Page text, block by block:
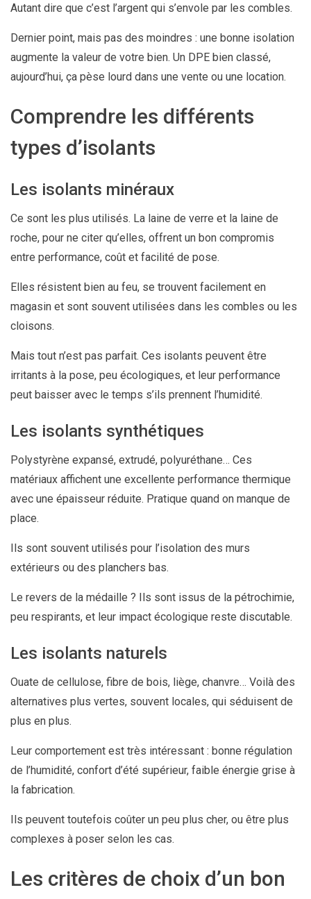
Autant dire que c’est l’argent qui s’envole par les combles.
Dernier point, mais pas des moindres : une bonne isolation
augmente la valeur de votre bien. Un DPE bien classé,
aujourd’hui, ça pèse lourd dans une vente ou une location.
Comprendre les différents
types d’isolants
Les isolants minéraux
Ce sont les plus utilisés. La laine de verre et la laine de
roche, pour ne citer qu’elles, offrent un bon compromis
entre performance, coût et facilité de pose.
Elles résistent bien au feu, se trouvent facilement en
magasin et sont souvent utilisées dans les combles ou les
cloisons.
Mais tout n’est pas parfait. Ces isolants peuvent être
irritants à la pose, peu écologiques, et leur performance
peut baisser avec le temps s’ils prennent l’humidité.
Les isolants synthétiques
Polystyrène expansé, extrudé, polyuréthane… Ces
matériaux affichent une excellente performance thermique
avec une épaisseur réduite. Pratique quand on manque de
place.
Ils sont souvent utilisés pour l’isolation des murs
extérieurs ou des planchers bas.
Le revers de la médaille ? Ils sont issus de la pétrochimie,
peu respirants, et leur impact écologique reste discutable.
Les isolants naturels
Ouate de cellulose, fibre de bois, liège, chanvre… Voilà des
alternatives plus vertes, souvent locales, qui séduisent de
plus en plus.
Leur comportement est très intéressant : bonne régulation
de l’humidité, confort d’été supérieur, faible énergie grise à
la fabrication.
Ils peuvent toutefois coûter un peu plus cher, ou être plus
complexes à poser selon les cas.
Les critères de choix d’un bon